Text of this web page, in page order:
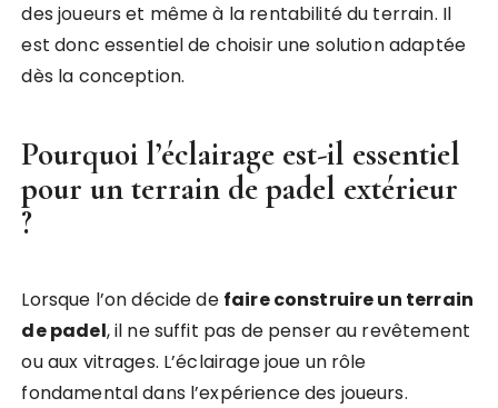
des joueurs et même à la rentabilité du terrain. Il
est donc essentiel de choisir une solution adaptée
dès la conception.
Pourquoi l’éclairage est-il essentiel
pour un terrain de padel extérieur
?
Lorsque l’on décide de faire construire un terrain
de padel, il ne suffit pas de penser au revêtement
ou aux vitrages. L’éclairage joue un rôle
fondamental dans l’expérience des joueurs.